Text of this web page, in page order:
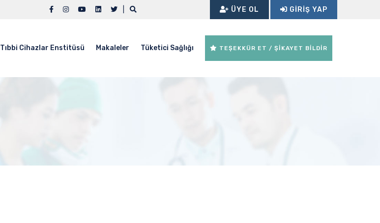
ÜYE OL GIRIŞ YAP
Tıbbi Cihazlar Enstitüsü Makaleler Tüketici Sağlığı TEŞEKKÜR ET / ŞİKAYET BİLDİR